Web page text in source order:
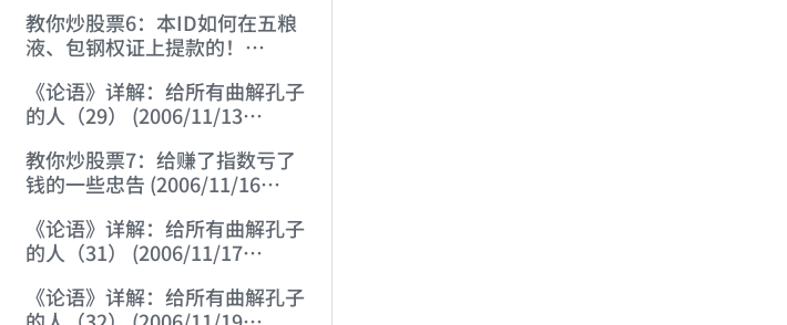
教你炒股票6：本ID如何在五粮
液、包钢权证上提款的！
《论语》详解：给所有曲解孔子
的人（29） (2006/11/13
教你炒股票7：给赚了指数亏了
钱的一些忠告 (2006/11/16
《论语》详解：给所有曲解孔子
的人（31） (2006/11/17
《论语》详解：给所有曲解孔子